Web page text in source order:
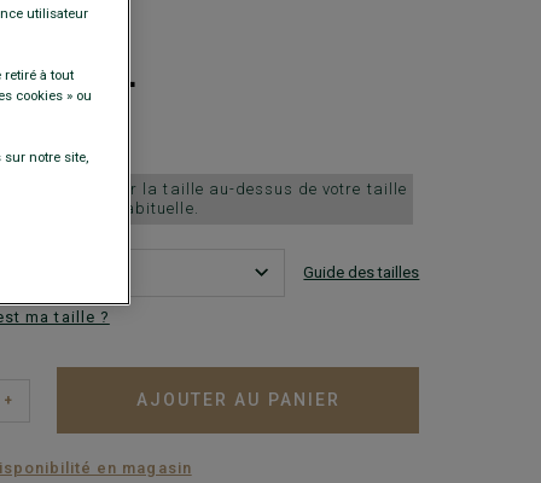
+
petit, choisir la taille au-dessus de votre taille
habituelle.
Guide des tailles
ma taille ?
+ AJOUTER AU PANIER
en magasin
utilisateur
à tout
cookies » ou
notre site,